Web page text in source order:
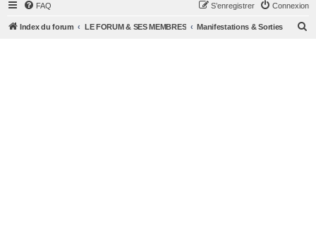
FAQ Connexion
S’enregistrer
Index du forum LE FORUM & SES MEMBRES Manifestations & Sorties